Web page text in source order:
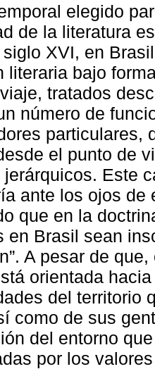
elegido
de la literatura
XVI, en
literaria bajo
tratados
número de
particulares,
el punto de
jerárquicos. Este
ante los ojos de
que en la
en Brasil sean
A pesar de
orientada
del territorio
como de sus
del entorno
por los